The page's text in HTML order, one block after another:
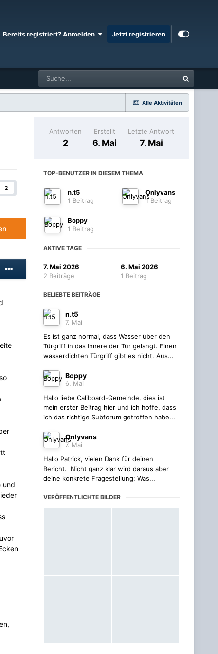
Bereits registriert? Anmelden Jetzt registrieren
Alle Aktivitäten
2
und
Antworten
2
Erstellt
6. Mai
Letzte Antwort
7. Mai
TOP-BENUTZER IN DIESEM THEMA
n.t5
1 Beitrag
Onlyvans
1 Beitrag
Boppy
1 Beitrag
AKTIVE TAGE
7. Mai 2026
2 Beiträge
6. Mai 2026
1 Beitrag
BELIEBTE BEITRÄGE
n.t5
7. Mai
Es ist ganz normal, dass Wasser über den
Türgriff in das Innere der Tür gelangt. Einen
wasserdichten Türgriff gibt es nicht. Aus...
Boppy
6. Mai
Hallo liebe Caliboard-Gemeinde, dies ist
mein erster Beitrag hier und ich hoffe, dass
ich das richtige Subforum getroffen habe...
Onlyvans
7. Mai
Hallo Patrick, vielen Dank für deinen
Bericht. Nicht ganz klar wird daraus aber
deine konkrete Fragestellung: Was...
VERÖFFENTLICHTE BILDER